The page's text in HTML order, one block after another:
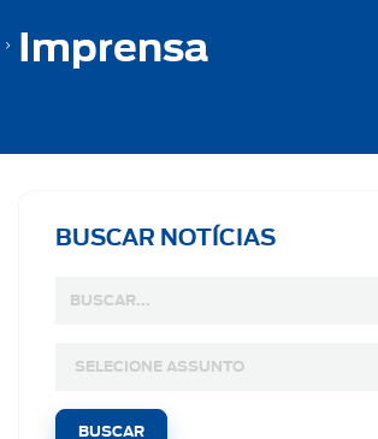
Imprensa
BUSCAR NOTÍCIAS